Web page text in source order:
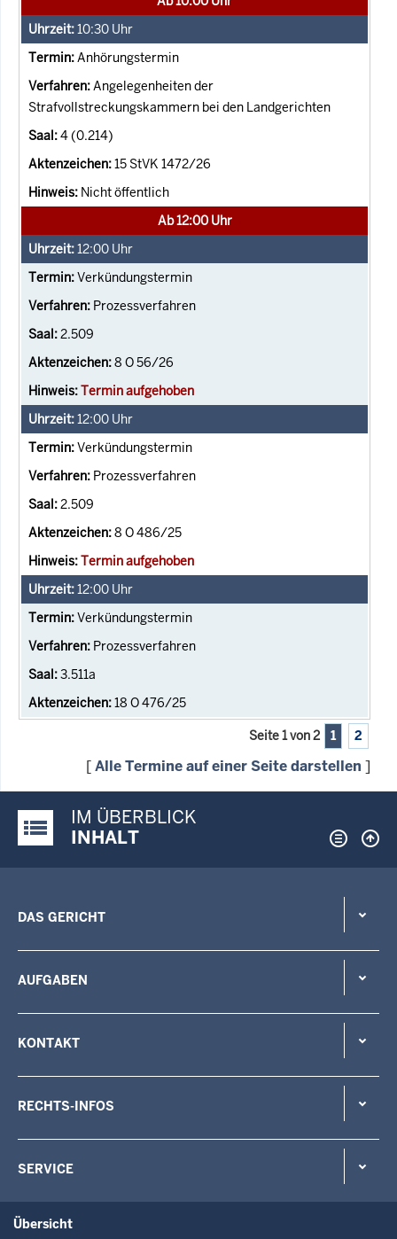
10:30 Uhr
Anhörungstermin
Angelegenheiten der
Strafvollstreckungskammern bei den Landgerichten
4 (0.214)
15 StVK 1472/26
Nicht öffentlich
Ab 12:00 Uhr
12:00 Uhr
Verkündungstermin
Prozessverfahren
2.509
8 O 56/26
Termin aufgehoben
12:00 Uhr
Verkündungstermin
Prozessverfahren
2.509
8 O 486/25
Termin aufgehoben
12:00 Uhr
Verkündungstermin
Prozessverfahren
3.511a
18 O 476/25
Seite 1 von 2 1 2
[Alle Termine auf einer Seite darstellen ]
Justiz-Portal im Überblick:
IM ÜBERBLICK
INHALT
DAS GERICHT
AUFGABEN
KONTAKT
RECHTS-INFOS
SERVICE
Übersicht